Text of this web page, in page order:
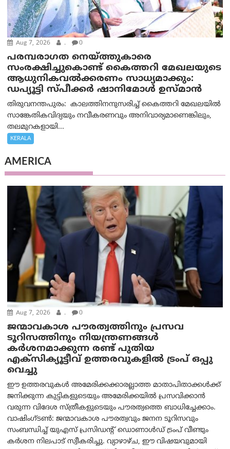
Aug 7, 2026 . 0
പരമ്പരാഗത നെയ്ത്തുകാരെ
സംരക്ഷിച്ചുകൊണ്ട് കൈത്തറി മേഖലയുടെ
ആധുനികവൽക്കരണം സാധ്യമാക്കും:
ഡപ്യൂട്ടി സ്പീക്കർ ഷാനിമോൾ ഉസ്മാൻ
തിരുവനന്തപുരം: കാലത്തിനനുസരിച്ച് കൈത്തറി മേഖലയിൽ
സാങ്കേതികവിദ്യയും നവീകരണവും അനിവാര്യമാണെങ്കിലും,
തലമുറകളായി...
KERALA
AMERICA
Aug 7, 2026 . 0
ജന്മാവകാശ പൗരത്വത്തിനും പ്രസവ
ടൂറിസത്തിനും നിയന്ത്രണങ്ങൾ
കർശനമാക്കുന്ന രണ്ട് പുതിയ
എക്സിക്യൂട്ടീവ് ഉത്തരവുകളിൽ ട്രംപ് ഒപ്പു
വെച്ചു
ഈ ഉത്തരവുകൾ അമേരിക്കക്കാരല്ലാത്ത മാതാപിതാക്കൾക്ക്
ജനിക്കുന്ന കുട്ടികളുടെയും അമേരിക്കയിൽ പ്രസവിക്കാൻ
വരുന്ന വിദേശ സ്ത്രീകളുടെയും പൗരത്വത്തെ ബാധിച്ചേക്കാം.
വാഷിംഗ്ടണ്‍: ജന്മാവകാശ പൗരത്വവും ജനന ടൂറിസവും
സംബന്ധിച്ച് യുഎസ് പ്രസിഡന്റ് ഡൊണാൾഡ് ട്രംപ് വീണ്ടും
കർശന നിലപാട് സ്വീകരിച്ചു. വ്യാഴാഴ്ച, ഈ വിഷയവുമായി